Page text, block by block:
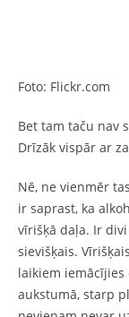
Foto: Flickr.com
Bet tam taču nav
Drīzāk vispār ar
Nē, ne vienmēr
ir saprast, ka
vīrišķā daļa. Ir
sievišķais.
laikiem iemācījies
aukstumā, starp